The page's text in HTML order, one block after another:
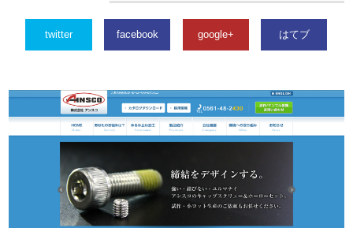
twitter facebook google+ はてブ